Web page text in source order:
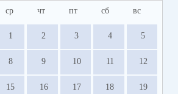
ср чт пт сб вс
1 2 3 4 5
8 9 10 11 12
15 16 17 18 19